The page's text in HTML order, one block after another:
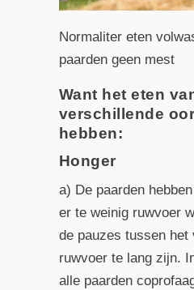
Normaliter eten
paarden geen mest
Want het eten
verschillende
hebben:
Honger
a) De paarden
er te weinig ruwvoer
de pauzes tussen het
ruwvoer te lang zijn.
alle paarden